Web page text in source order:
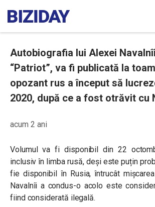
Autobiografia lui Alexei
“Patriot”, va fi publicată la
opozant rus a început să
2020, după ce a fost otrăvit cu
acum 2 ani
Volumul va fi disponibil din 22
inclusiv în limba rusă, deși este puțin
fie disponibil în Rusia, întrucât
Navalnîi a condus-o acolo este
fiind considerată ilegală.